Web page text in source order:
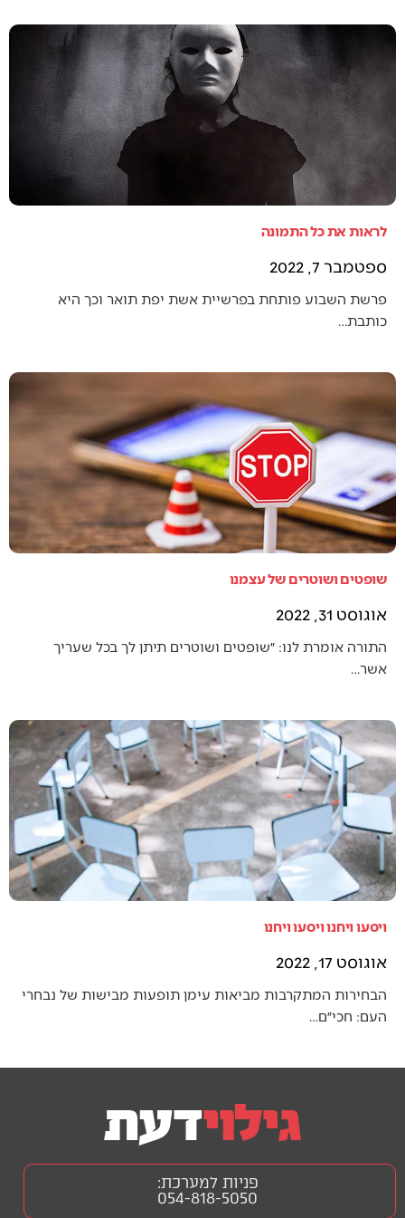
לראות את כל התמונה
ספטמבר 7, 2022
פרשת השבוע פותחת בפרשיית אשת יפת תואר וכך היא
כותבת…
שופטים ושוטרים של עצמנו
אוגוסט 31, 2022
התורה אומרת לנו: ״שופטים ושוטרים תיתן לך בכל שעריך
אשר…
ויסעו ויחנו ויסעו ויחנו
אוגוסט 17, 2022
הבחירות המתקרבות מביאות עימן תופעות מבישות של נבחרי
העם: חכי״ם…
פניות למערכת:
054-818-5050